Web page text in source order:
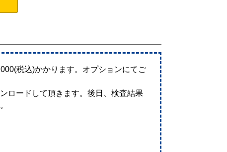
税込)かかります。オプションにてご
ロードして頂きます。後日、検査結果